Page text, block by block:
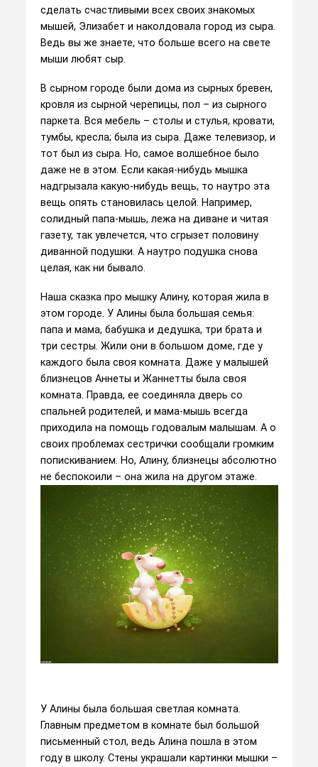
сделать счастливыми всех своих знакомых
мышей, Элизабет и наколдовала город из сыра.
Ведь вы же знаете, что больше всего на свете
мыши любят сыр.
В сырном городе были дома из сырных бревен,
кровля из сырной черепицы, пол – из сырного
паркета. Вся мебель – столы и стулья, кровати,
тумбы, кресла; была из сыра. Даже телевизор, и
тот был из сыра. Но, самое волшебное было
даже не в этом. Если какая-нибудь мышка
надгрызала какую-нибудь вещь, то наутро эта
вещь опять становилась целой. Например,
солидный папа-мышь, лежа на диване и читая
газету, так увлечется, что сгрызет половину
диванной подушки. А наутро подушка снова
целая, как ни бывало.
Наша сказка про мышку Алину, которая жила в
этом городе. У Алины была большая семья:
папа и мама, бабушка и дедушка, три брата и
три сестры. Жили они в большом доме, где у
каждого была своя комната. Даже у малышей
близнецов Аннеты и Жаннетты была своя
комната. Правда, ее соединяла дверь со
спальней родителей, и мама-мышь всегда
приходила на помощь годовалым малышам. А о
своих проблемах сестрички сообщали громким
попискиванием. Но, Алину, близнецы абсолютно
не беспокоили – она жила на другом этаже.
У Алины была большая светлая комната.
Главным предметом в комнате был большой
письменный стол, ведь Алина пошла в этом
году в школу. Стены украшали картинки мышки –